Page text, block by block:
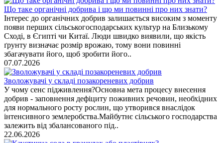
Що таке органічні добрива і що ми повинні про них знати?
Інтерес до органічних добрив залишається високим з моменту
появи перших сільськогосподарських культур на Близькому
Сході, в Єгипті чи Китаї. Люди швидко виявили, що якість
ґрунту визначає розмір врожаю, тому вони повинні
збагачувати його, щоб зробити його..
07.07.2026
Зволожувачі у складі позакореневих добрив
У чому сенс підживлення?Основна мета процесу внесення
добрив - заповнення дефіциту поживних речовин, необхідних
для нормального росту рослин, що утворився внаслідок
інтенсивного землеробства.Майбутнє сільського господарства
залежить від збалансованого під..
22.06.2026